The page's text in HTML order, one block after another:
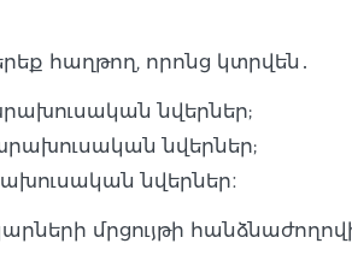
հաղթող, որոնց կտրվեն․
նվերներ;
նվերներ;
նվերներ։
մրցույթի